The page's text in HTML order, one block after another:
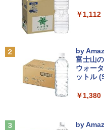
2
00-8/
26 デ
Hzリ
万色
スタン
【電
￥1,430
CO（
Anker
￥5,990
ラック
￥250
BRUCE
￥250
￥1,112
by
富士山
ウォー
ットル
￥1,380
by